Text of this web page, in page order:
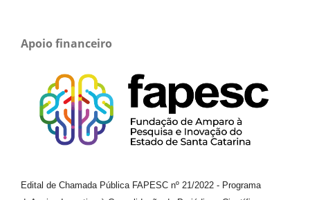
Apoio financeiro
Edital de Chamada Pública FAPESC nº 21/2022 - Programa